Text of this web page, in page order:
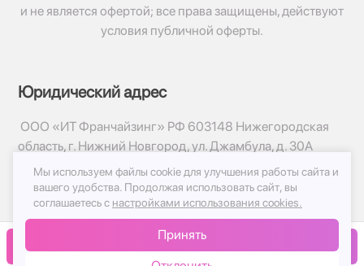
В корзину
и не является офертой; все права защищены, действуют
условия публичной оферты.
Юридический адрес
ООО «ИТ Франчайзинг» РФ 603148 Нижегородская
область, г. Нижний Новгород, ул. Джамбула, д. 30А
© 2017-2026г, База Цветов 24.ру
Политика конфиденциальности
Публичная оферта
Мы используем файлы cookie для улучшения работы сайта и
вашего удобства. Продолжая использовать сайт, вы
соглашаетесь с настройками использования cookies.
Принять